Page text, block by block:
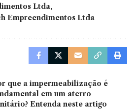
Ltda
Empreendimentos Ltda
que a impermeabilização é
em um aterro
Entenda neste artigo